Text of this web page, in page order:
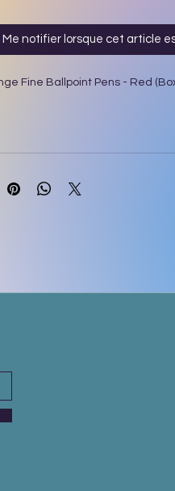
Me notifier lorsque cet article
Fine Ballpoint Pens - Red